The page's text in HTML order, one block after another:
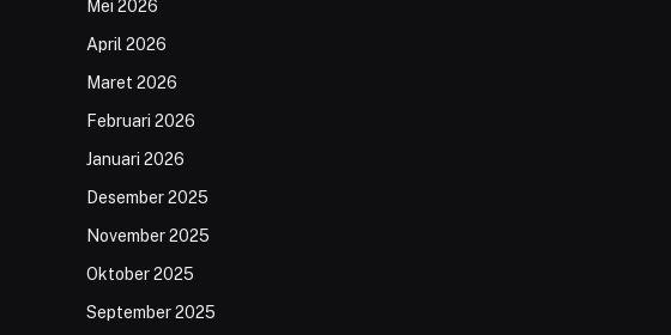
Mei 2026
April 2026
Maret 2026
Februari 2026
Januari 2026
Desember 2025
November 2025
Oktober 2025
September 2025